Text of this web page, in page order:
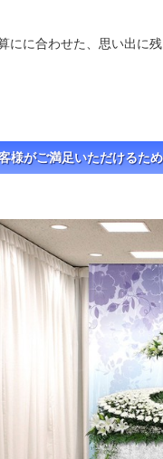
にに合わせた、思い出に
京市地区
様がご満足いただけるた